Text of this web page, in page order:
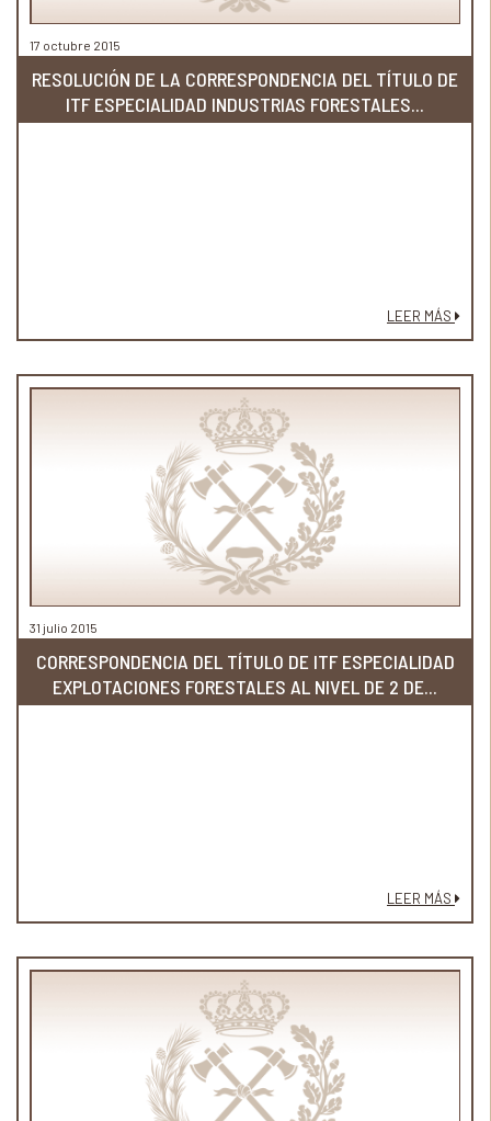
17 octubre 2015
RESOLUCIÓN DE LA CORRESPONDENCIA DEL TÍTULO DE
ITF ESPECIALIDAD INDUSTRIAS FORESTALES...
LEER MÁS
31 julio 2015
CORRESPONDENCIA DEL TÍTULO DE ITF ESPECIALIDAD
EXPLOTACIONES FORESTALES AL NIVEL DE 2 DE...
LEER MÁS